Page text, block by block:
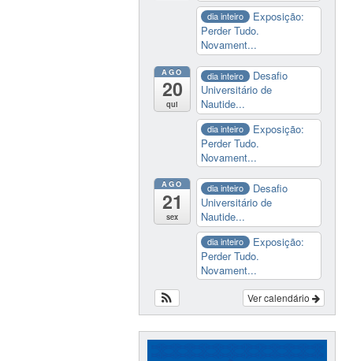
dia inteiro
Exposição:
Perder Tudo.
Novament...
AGO
20
qui
dia inteiro
Desafio
Universitário de
Nautide...
dia inteiro
Exposição:
Perder Tudo.
Novament...
AGO
21
sex
dia inteiro
Desafio
Universitário de
Nautide...
dia inteiro
Exposição:
Perder Tudo.
Novament...
Ver calendário